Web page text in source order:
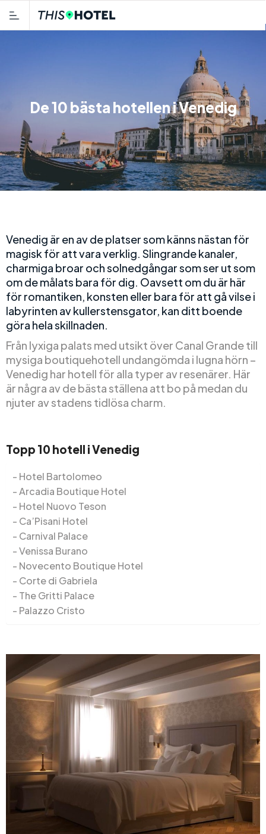
De 10 bästa hotellen i Venedig
Venedig är en av de platser som känns nästan för
magisk för att vara verklig. Slingrande kanaler,
charmiga broar och solnedgångar som ser ut som
om de målats bara för dig. Oavsett om du är här
för romantiken, konsten eller bara för att gå vilse i
labyrinten av kullerstensgator, kan ditt boende
göra hela skillnaden.
Från lyxiga palats med utsikt över Canal Grande till
mysiga boutiquehotell undangömda i lugna hörn –
Venedig har hotell för alla typer av resenärer. Här
är några av de bästa ställena att bo på medan du
njuter av stadens tidlösa charm.
Topp 10 hotell i Venedig
Hotel Bartolomeo
Arcadia Boutique Hotel
Hotel Nuovo Teson
Ca’Pisani Hotel
Carnival Palace
Venissa Burano
Novecento Boutique Hotel
Corte di Gabriela
The Gritti Palace
Palazzo Cristo